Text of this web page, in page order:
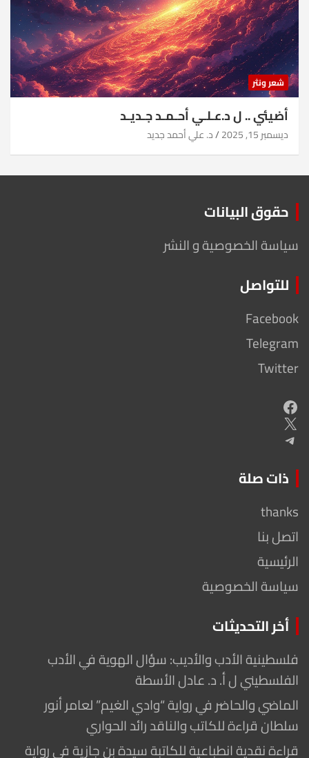
شعر ونثر
أضيئي .. ل د.عـلـي أحـمـد جـديـد
ديسمبر 15, 2025 د. علي أحمد جديد
حقوق البيانات
سياسة الخصوصية و النشر
للتواصل
Facebook
Telegram
Twitter
Facebook
X
Telegram
ذات صلة
thanks
اتصل بنا
الرئيسية
سياسة الخصوصية
أخر التحديثات
فلسطينية الأدب والأديب: سؤال الهوية في الأدب
الفلسطيني ل أ. د. عادل الأسطة
الماضي والحاضر في رواية “وادي الغيم” لعامر أنور
سلطان قراءة للكاتب والناقد رائد الحواري
قراءة نقدية انطباعية للكاتبة سيدة بن جازية في رواية